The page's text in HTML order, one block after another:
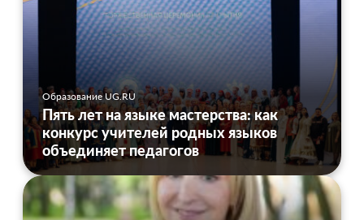
Образование UG.RU
Пять лет на языке мастерства: как
конкурс учителей родных языков
объединяет педагогов